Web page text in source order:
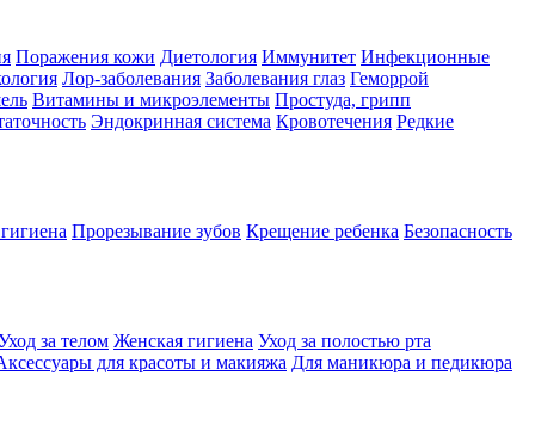
Поражения кожи Диетология Иммунитет Инфекционные
Лор-заболевания Заболевания глаз Геморрой
Витамины и микроэлементы Простуда, грипп
Эндокринная система Кровотечения Редкие
Прорезывание зубов Крещение ребенка Безопасность
за телом Женская гигиена Уход за полостью рта
для красоты и макияжа Для маникюра и педикюра